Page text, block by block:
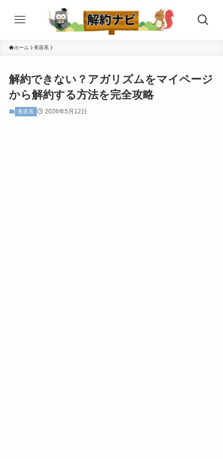
ホーム 美容系
解約できない？アガリズムをマイページ
から解約する方法を完全攻略
美容系 2026年5月12日